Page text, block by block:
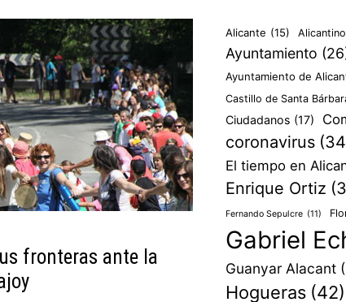
fronteras ante la
Alicante (15)
Ayuntamiento
Ayuntamiento de
Castillo de Santa
Ciudadanos (17)
coronavirus
El tiempo en
Enrique Ortiz
Fernando Sepulcre (11)
Gabriel
Guanyar Alacant
Hogueras (42)